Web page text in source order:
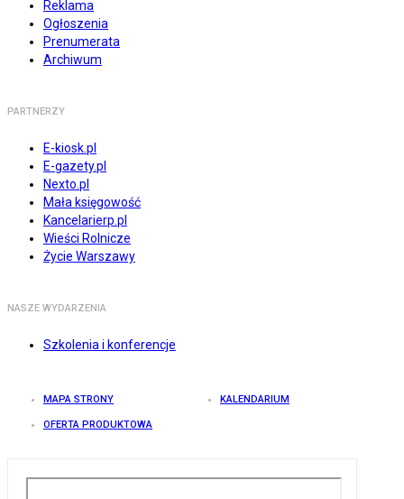
Reklama
Ogłoszenia
Prenumerata
Archiwum
PARTNERZY
E-kiosk.pl
E-gazety.pl
Nexto.pl
Mała księgowość
Kancelarierp.pl
Wieści Rolnicze
Życie Warszawy
NASZE WYDARZENIA
Szkolenia i konferencje
MAPA STRONY KALENDARIUM
OFERTA PRODUKTOWA